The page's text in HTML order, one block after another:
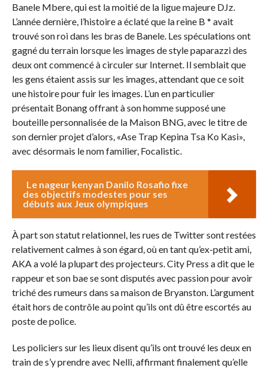
Banele Mbere, qui est la moitié de la ligue majeure DJz.
L’année dernière, l’histoire a éclaté que la reine B * avait
trouvé son roi dans les bras de Banele. Les spéculations ont
gagné du terrain lorsque les images de style paparazzi des
deux ont commencé à circuler sur Internet. Il semblait que
les gens étaient assis sur les images, attendant que ce soit
une histoire pour fuir les images. L’un en particulier
présentait Bonang offrant à son homme supposé une
bouteille personnalisée de la Maison BNG, avec le titre de
son dernier projet d’alors, «Ase Trap Kepina Tsa Ko Kasi»,
avec désormais le nom familier, Focalistic.
Le nageur kenyan Danilo Rosafio fixe
des objectifs modestes pour ses
débuts aux Jeux olympiques
À part son statut relationnel, les rues de Twitter sont restées
relativement calmes à son égard, où en tant qu’ex-petit ami,
AKA a volé la plupart des projecteurs. City Press a dit que le
rappeur et son bae se sont disputés avec passion pour avoir
triché des rumeurs dans sa maison de Bryanston. L’argument
était hors de contrôle au point qu’ils ont dû être escortés au
poste de police.
Les policiers sur les lieux disent qu’ils ont trouvé les deux en
train de s’y prendre avec Nelli, affirmant finalement qu’elle